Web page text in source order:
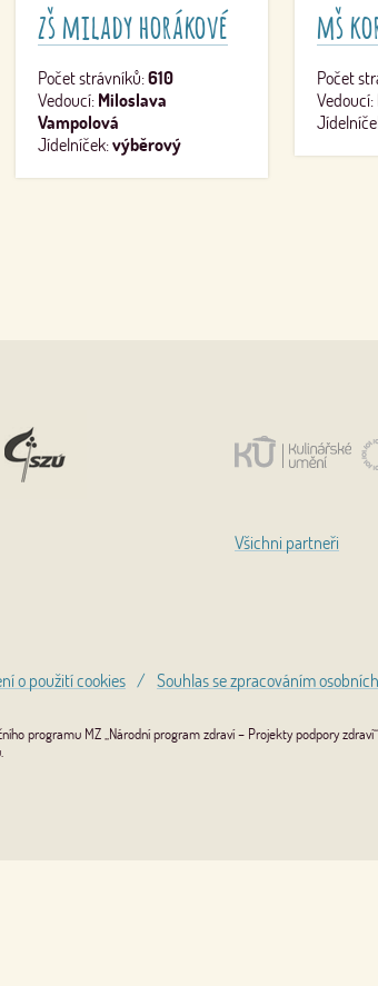
zš milady horákové
Počet strávníků:610
Vedoucí: Miloslava
Vampolová
Jídelníček:výběrový
mš
Počet
Vedoucí:
Všichni partneři
o použití cookies / Souhlas se zpracováním
programu MZ „Národní program zdraví – Projekty podpory